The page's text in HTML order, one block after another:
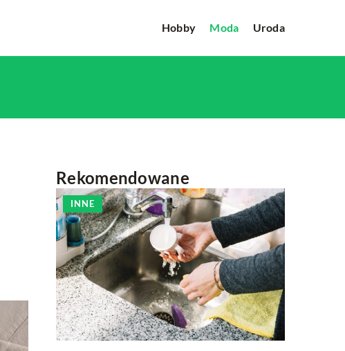
Hobby Moda Uroda
Rekomendowane
INNE